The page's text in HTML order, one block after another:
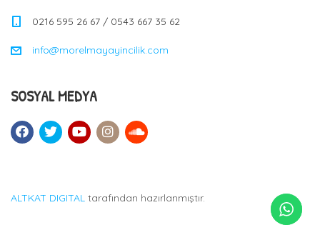
0216 595 26 67 / 0543 667 35 62
info@morelmayayincilik.com
SOSYAL MEDYA
ALTKAT DIGITAL tarafından hazırlanmıştır.